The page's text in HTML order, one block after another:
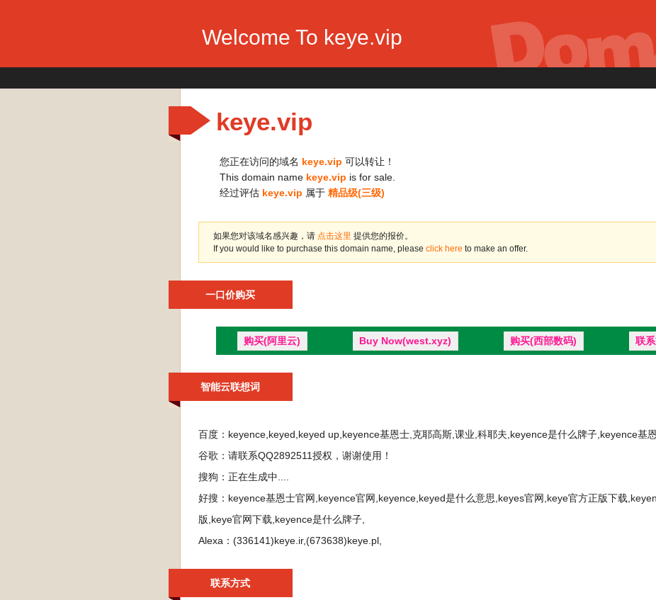
Welcome To keye.vip
keye.vip
您正在访问的域名 keye.vip 可以转让！
This domain namekeye.vip is for sale.
经过评估keye.vip 属于 精品级(三级)
如果您对该域名感兴趣，请 点击这里 提供您的报价。
If you would like to purchase this domain name, please click here to make an offer.
一口价购买
购买(阿里云) Buy Now(west.xyz) 购买(西部数码) 联
智能云联想词
百度： keyence,keyed,keyed up,keyence基恩士,克耶高斯,课业,科耶夫,keyence是什么牌子,keyence基
谷歌： 请联系QQ2892511授权，谢谢使用！
搜狗： 正在生成中....
好搜： keyence基恩士官网,keyence官网,keyence,keyed是什么意思,keyes官网,keye官方正版下载
版,keye官网下载,keyence是什么牌子,
Alexa： (336141)keye.ir,(673638)keye.pl,
联系方式